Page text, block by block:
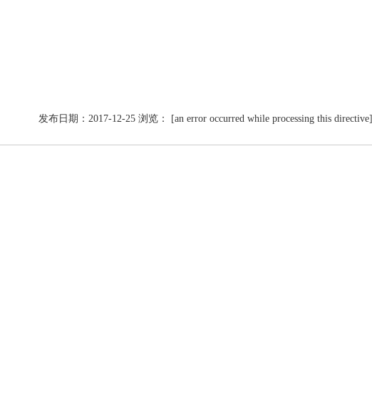
发布日期：2017-12-25 浏览： [an error occurred while processing this directive]